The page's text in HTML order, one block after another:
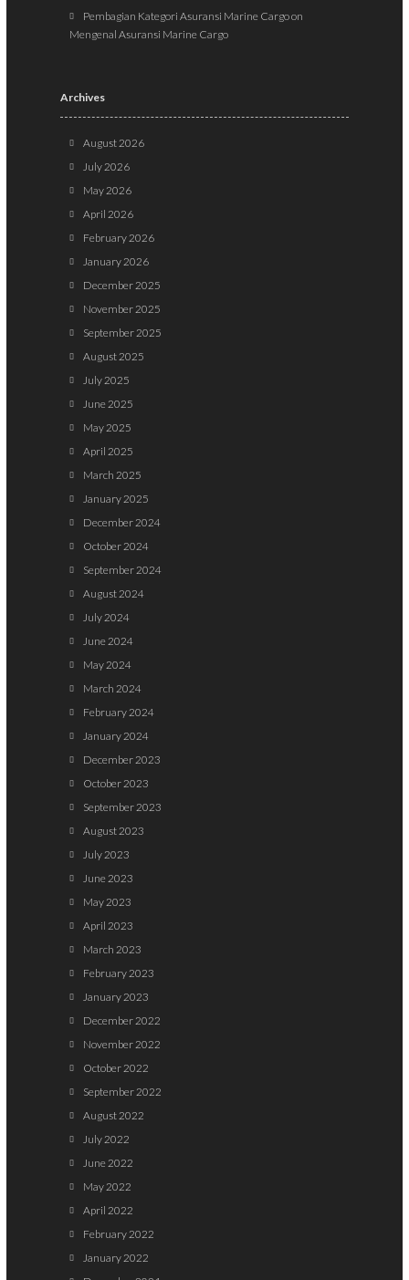
Pembagian Kategori Asuransi Marine Cargoon
Mengenal Asuransi Marine Cargo
Archives
August 2026
July 2026
May 2026
April 2026
February 2026
January 2026
December 2025
November 2025
September 2025
August 2025
July 2025
June 2025
May 2025
April 2025
March 2025
January 2025
December 2024
October 2024
September 2024
August 2024
July 2024
June 2024
May 2024
March 2024
February 2024
January 2024
December 2023
October 2023
September 2023
August 2023
July 2023
June 2023
May 2023
April 2023
March 2023
February 2023
January 2023
December 2022
November 2022
October 2022
September 2022
August 2022
July 2022
June 2022
May 2022
April 2022
February 2022
January 2022